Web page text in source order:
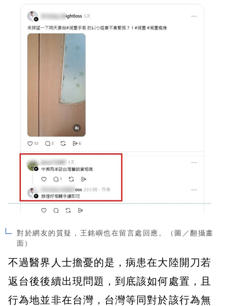
對於網友的質疑，王銘嶼也在留言處回應。（圖／翻攝畫
面）
不過醫界人士擔憂的是，病患在大陸開刀若
返台後後續出現問題，到底該如何處置，且
行為地並非在台灣，台灣等同對於該行為無